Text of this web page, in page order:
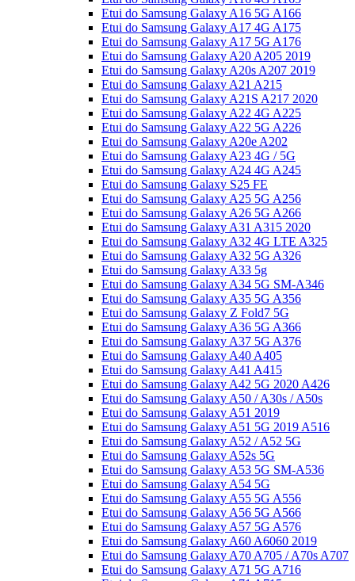
Etui do Samsung Galaxy A16 5G A166
Etui do Samsung Galaxy A17 4G A175
Etui do Samsung Galaxy A17 5G A176
Etui do Samsung Galaxy A20 A205 2019
Etui do Samsung Galaxy A20s A207 2019
Etui do Samsung Galaxy A21 A215
Etui do Samsung Galaxy A21S A217 2020
Etui do Samsung Galaxy A22 4G A225
Etui do Samsung Galaxy A22 5G A226
Etui do Samsung Galaxy A20e A202
Etui do Samsung Galaxy A23 4G / 5G
Etui do Samsung Galaxy A24 4G A245
Etui do Samsung Galaxy S25 FE
Etui do Samsung Galaxy A25 5G A256
Etui do Samsung Galaxy A26 5G A266
Etui do Samsung Galaxy A31 A315 2020
Etui do Samsung Galaxy A32 4G LTE A325
Etui do Samsung Galaxy A32 5G A326
Etui do Samsung Galaxy A33 5g
Etui do Samsung Galaxy A34 5G SM-A346
Etui do Samsung Galaxy A35 5G A356
Etui do Samsung Galaxy Z Fold7 5G
Etui do Samsung Galaxy A36 5G A366
Etui do Samsung Galaxy A37 5G A376
Etui do Samsung Galaxy A40 A405
Etui do Samsung Galaxy A41 A415
Etui do Samsung Galaxy A42 5G 2020 A426
Etui do Samsung Galaxy A50 / A30s / A50s
Etui do Samsung Galaxy A51 2019
Etui do Samsung Galaxy A51 5G 2019 A516
Etui do Samsung Galaxy A52 / A52 5G
Etui do Samsung Galaxy A52s 5G
Etui do Samsung Galaxy A53 5G SM-A536
Etui do Samsung Galaxy A54 5G
Etui do Samsung Galaxy A55 5G A556
Etui do Samsung Galaxy A56 5G A566
Etui do Samsung Galaxy A57 5G A576
Etui do Samsung Galaxy A60 A6060 2019
Etui do Samsung Galaxy A70 A705 / A70s A707
Etui do Samsung Galaxy A71 5G A716